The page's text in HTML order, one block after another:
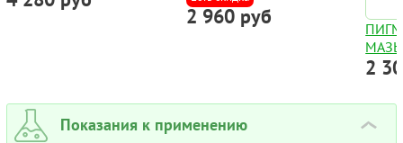
ТУБА 10Г
2 960 руб
2
Показания к применению ›